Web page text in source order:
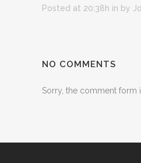
Posted at 20:38h in by
NO COMMENTS
Sorry, the comment form